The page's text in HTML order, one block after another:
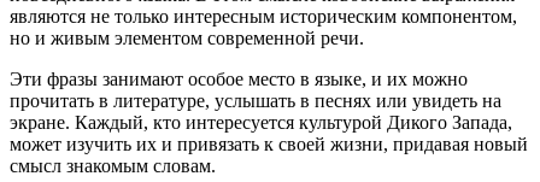
являются не только интересным историческим компонентом,
но и живым элементом современной речи.
Эти фразы занимают особое место в языке, и их можно
прочитать в литературе, услышать в песнях или увидеть на
экране. Каждый, кто интересуется культурой Дикого Запада,
может изучить их и привязать к своей жизни, придавая новый
смысл знакомым словам.